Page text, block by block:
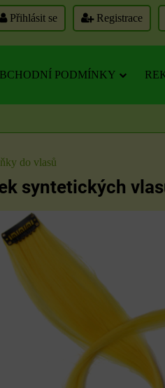
Přihlásit se Registrace
PODMÍNKY
do vlasů
syntetických